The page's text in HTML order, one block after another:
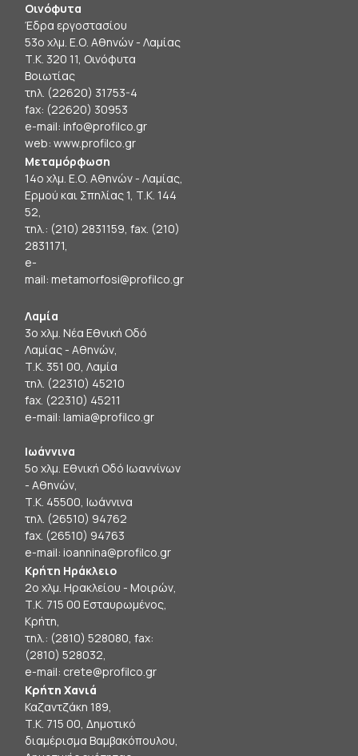
Οινόφυτα
Έδρα εργοστασίου
53ο χλμ. Ε.Ο. Αθηνών - Λαμίας
Τ.Κ. 320 11, Οινόφυτα
Βοιωτίας
τηλ. (22620) 31753-4
fax: (22620) 30953
e-mail: info@profilco.gr
web: www.profilco.gr
Μεταμόρφωση
14ο χλμ. Ε.Ο. Αθηνών - Λαμίας,
Ερμού και Σπηλίας 1, Τ.Κ. 144
52,
τηλ.: (210) 2831159, fax. (210)
2831171,
e-
mail: metamorfosi@profilco.gr
Λαμία
3ο χλμ. Νέα Εθνική Οδό
Λαμίας - Αθηνών,
Τ.Κ. 351 00, Λαμία
τηλ. (22310) 45210
fax. (22310) 45211
e-mail: lamia@profilco.gr
Ιωάννινα
5ο χλμ. Εθνική Οδό Ιωαννίνων
- Αθηνών,
Τ.Κ. 45500, Ιωάννινα
τηλ. (26510) 94762
fax. (26510) 94763
e-mail: ioannina@profilco.gr
Κρήτη Ηράκλειο
2ο χλμ. Ηρακλείου - Μοιρών,
Τ.Κ. 715 00 Εσταυρωμένος,
Κρήτη,
τηλ.: (2810) 528080, fax:
(2810) 528032,
e-mail: crete@profilco.gr
Κρήτη Χανιά
Καζαντζάκη 189,
Τ.Κ. 715 00, Δημοτικό
διαμέρισμα Βαμβακόπουλου,